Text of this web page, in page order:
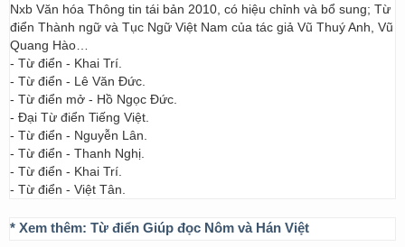
Nxb Văn hóa Thông tin tái bản 2010, có hiệu chỉnh và bổ sung; Từ
điển Thành ngữ và Tục Ngữ Việt Nam của tác giả Vũ Thuý Anh, Vũ
Quang Hào…
- Từ điển - Khai Trí.
- Từ điển - Lê Văn Đức.
- Từ điển mở - Hồ Ngọc Đức.
- Đại Từ điển Tiếng Việt.
- Từ điển - Nguyễn Lân.
- Từ điển - Thanh Nghị.
- Từ điển - Khai Trí.
- Từ điển - Việt Tân.
* Xem thêm: Từ điển Giúp đọc Nôm và Hán Việt